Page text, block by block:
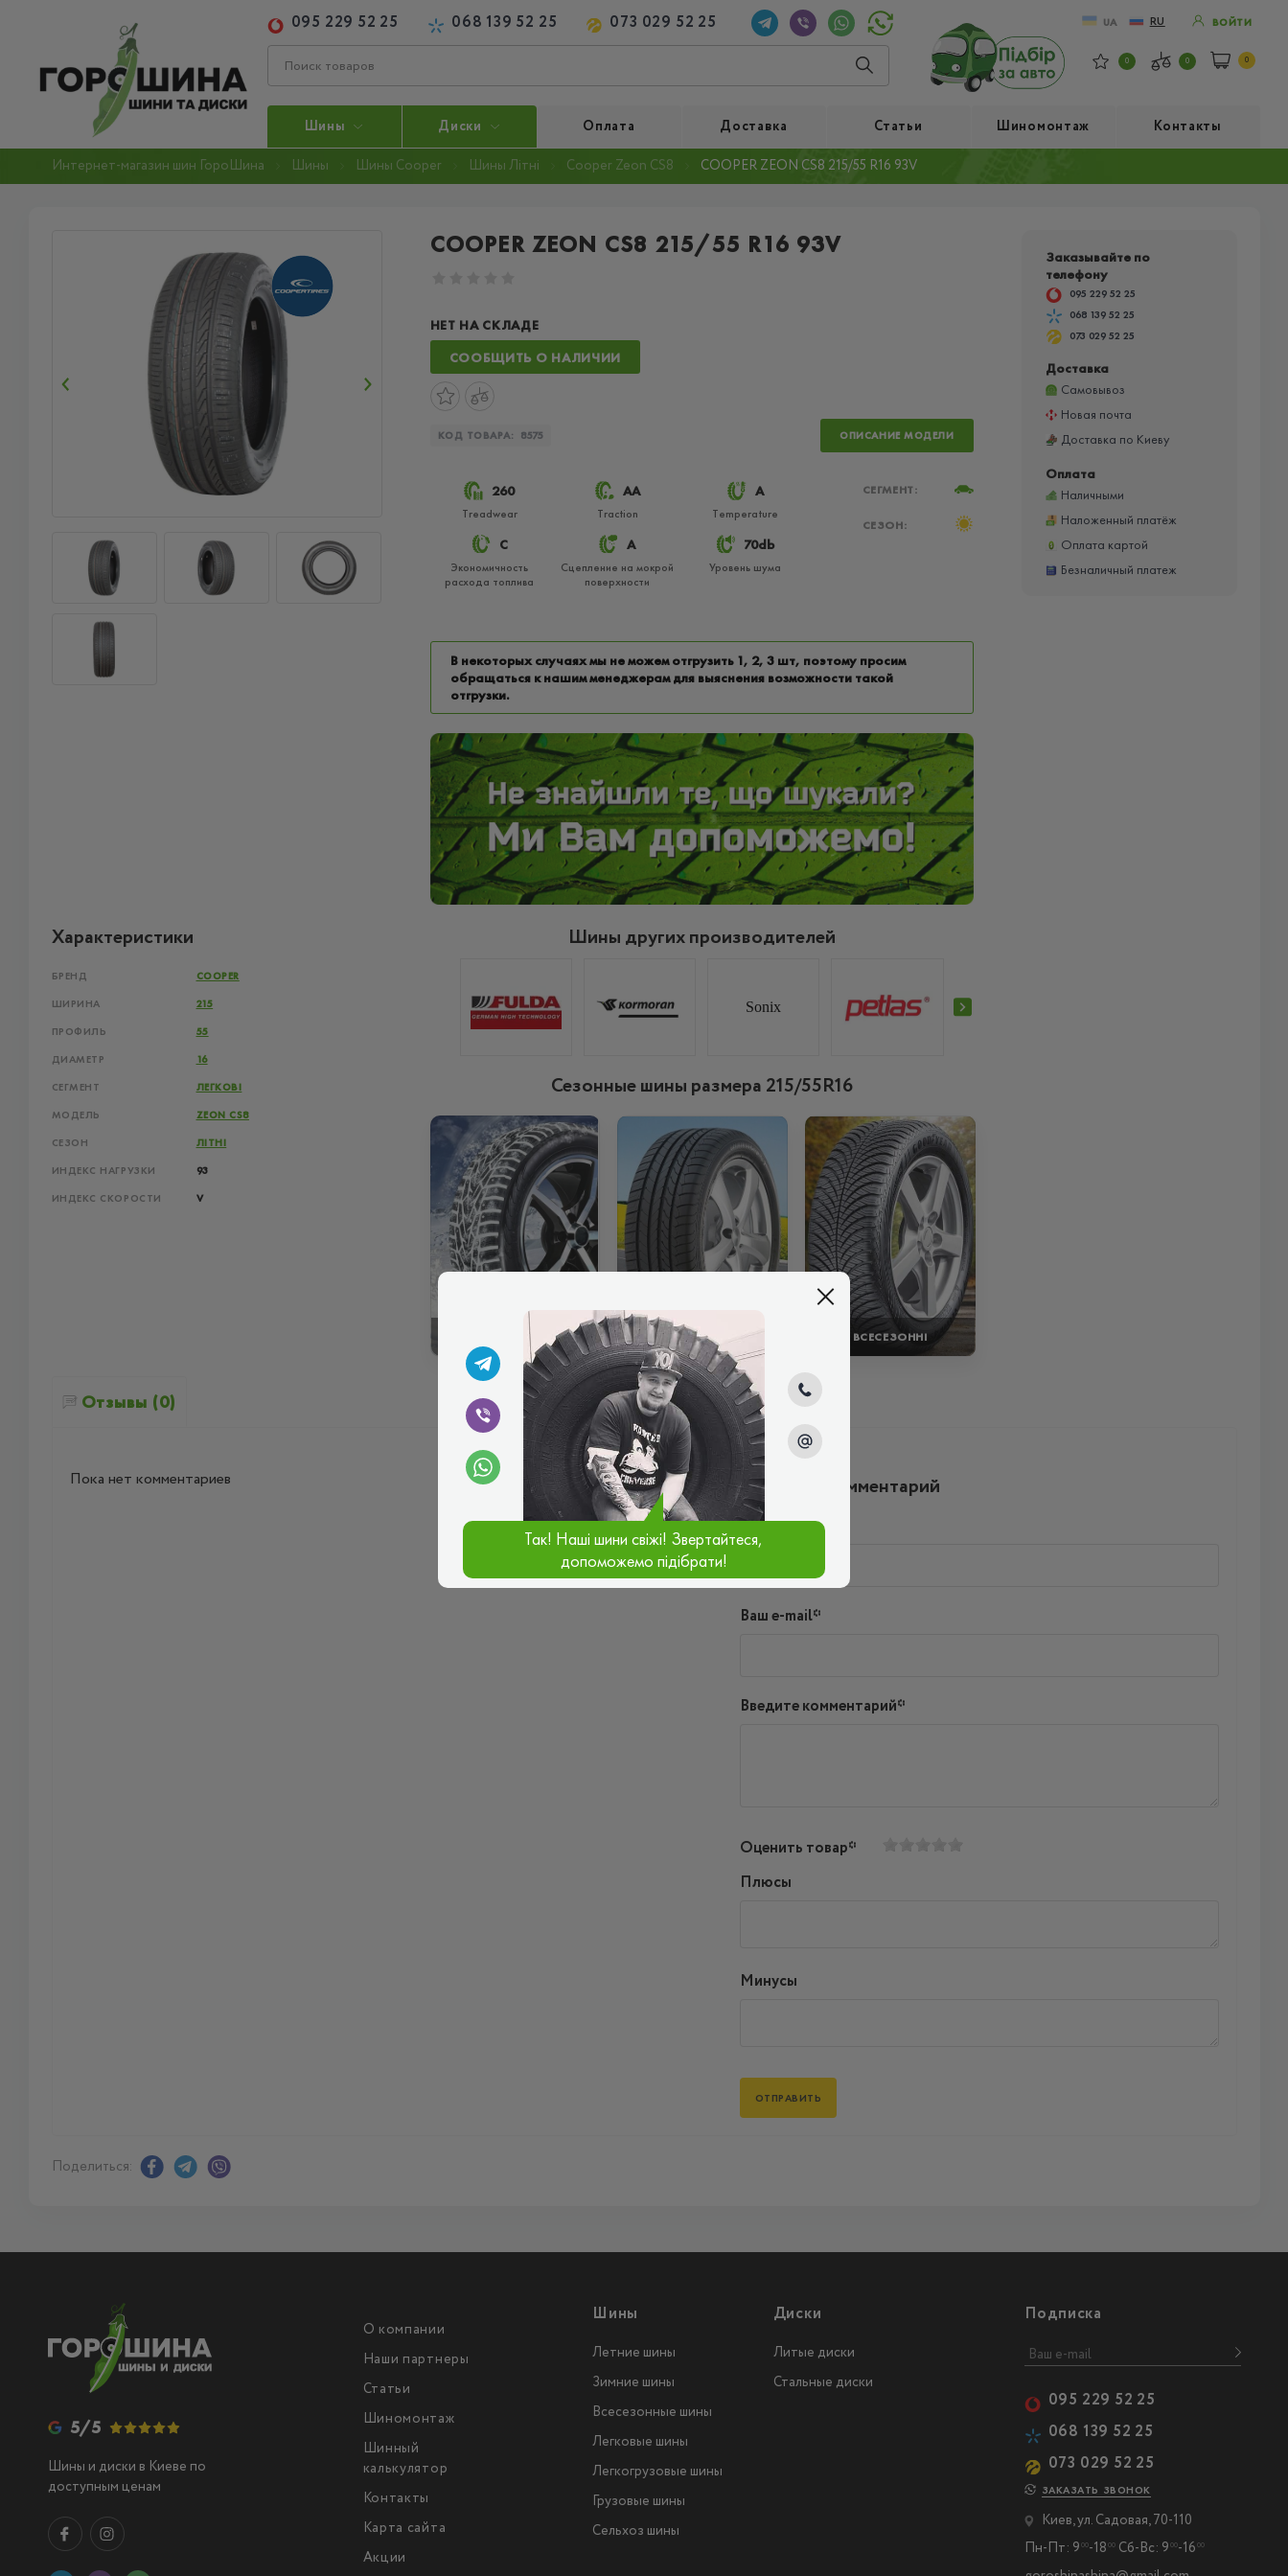
095 229 52 25 068 139 52 25 073 029 52 25 UA RU ВОЙТИ
0 0 0
Шины Диски Оплата Доставка Статьи Шиномонтаж Контакты
Интернет-магазин шин ГороШина Шины Шины Cooper Шины Літні Cooper Zeon CS8 COOPER ZEON CS8 215/55 R16 93V
COOPER ZEON CS8 215/55 R16 93V
НЕТ НА СКЛАДЕ
СООБЩИТЬ О НАЛИЧИИ
КОД ТОВАРА: 8575 ОПИСАНИЕ МОДЕЛИ
260
Treadwear
АА
Traction
A
Temperature
C
Экономичность
расхода топлива
A
Сцепление на мокрой
поверхности
70db
Уровень шума
СЕГМЕНТ:
СЕЗОН:
В некоторых случаях мы не можем отгрузить 1, 2, 3 шт, поэтому просим
обращаться к нашим менеджерам для выяснения возможности такой
отгрузки.
Заказывайте по
телефону
095 229 52 25
068 139 52 25
073 029 52 25
Доставка
Самовывоз
Новая почта
Доставка по Киеву
Оплата
Наличными
Наложенный платёж
Оплата картой
Безналичный платеж
Характеристики
БРЕНД COOPER
ШИРИНА 215
ПРОФИЛЬ 55
ДИАМЕТР 16
СЕГМЕНТ ЛЕГКОВІ
МОДЕЛЬ ZEON CS8
СЕЗОН ЛІТНІ
ИНДЕКС НАГРУЗКИ 93
ИНДЕКС СКОРОСТИ V
Шины других производителей
Sonix
Сезонные шины размера 215/55R16
ЗИМОВІ ЛІТНІ ВСЕСЕЗОННІ
Отзывы (0)
Пока нет комментариев Написать комментарий
Имя*
Ваш e-mail*
Введите комментарий*
Оценить товар*
Плюсы
Минусы
Поделиться:
5/5
Шины и диски в Киеве по
доступным ценам
О компании
Наши партнеры
Статьи
Шиномонтаж
Шинный
калькулятор
Контакты
Карта сайта
Акции
Шины
Летние шины
Зимние шины
Всесезонные шины
Легковые шины
Легкогрузовые шины
Грузовые шины
Сельхоз шины
Диски
Литые диски
Стальные диски
Подписка
095 229 52 25
068 139 52 25
073 029 52 25
ЗАКАЗАТЬ ЗВОНОК
Киев, ул. Садовая, 70-110
Пн-Пт: 9 00-18 00Сб-Вс: 9 00-16 00
Так! Наші шини свіжі! Звертайтеся,
допоможемо підібрати!